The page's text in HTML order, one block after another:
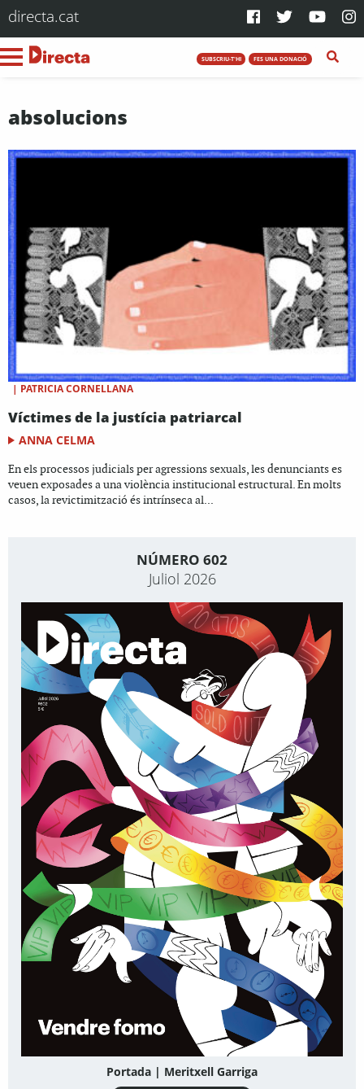
directa.cat
SUBSCRIU-T'HI FES UNA DONACIÓ
absolucions
| PATRICIA CORNELLANA
Víctimes de la justícia patriarcal
ANNA CELMA
En els processos judicials per agressions sexuals, les denunciants es
veuen exposades a una violència institucional estructural. En molts
casos, la revictimització és intrínseca al...
NÚMERO 602
Juliol 2026
Portada | Meritxell Garriga